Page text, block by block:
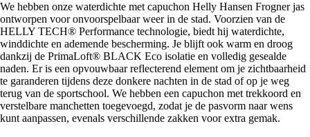
We hebben onze waterdichte met capuchon Helly Hansen Frogner jas
ontworpen voor onvoorspelbaar weer in de stad. Voorzien van de
HELLY TECH® Performance technologie, biedt hij waterdichte,
winddichte en ademende bescherming. Je blijft ook warm en droog
dankzij de PrimaLoft® BLACK Eco isolatie en volledig gesealde
naden. Er is een opvouwbaar reflecterend element om je zichtbaarheid
te garanderen tijdens deze donkere nachten in de stad of op je weg
terug van de sportschool. We hebben een capuchon met trekkoord en
verstelbare manchetten toegevoegd, zodat je de pasvorm naar wens
kunt aanpassen, evenals verschillende zakken voor extra gemak.